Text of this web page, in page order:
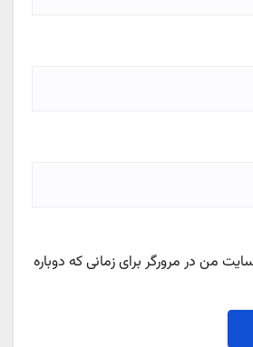
من در مرورگر برای زمانی که دوباره